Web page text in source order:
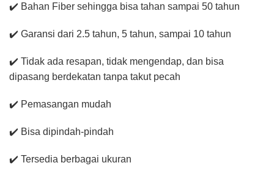
✔️ Bahan Fiber sehingga bisa tahan sampai 50 tahun
✔️ Garansi dari 2.5 tahun, 5 tahun, sampai 10 tahun
✔️ Tidak ada resapan, tidak mengendap, dan bisa
dipasang berdekatan tanpa takut pecah
✔️ Pemasangan mudah
✔️ Bisa dipindah-pindah
✔️ Tersedia berbagai ukuran